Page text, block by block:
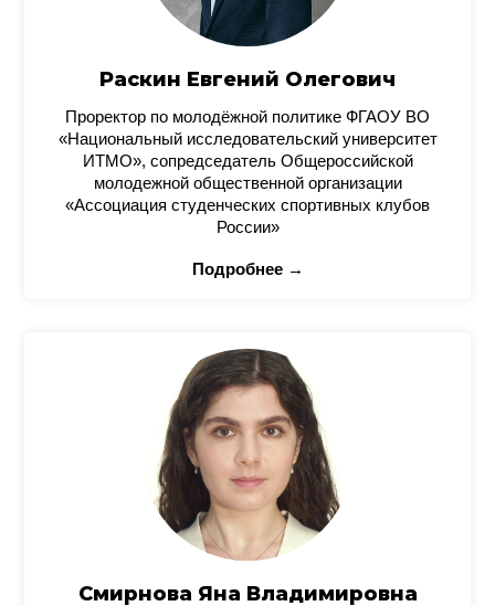
Раскин Евгений Олегович
Проректор по молодёжной политике ФГАОУ ВО
«Национальный исследовательский университет
ИТМО», сопредседатель Общероссийской
молодежной общественной организации
«Ассоциация студенческих спортивных клубов
России»
Подробнее →
Смирнова Яна Владимировна